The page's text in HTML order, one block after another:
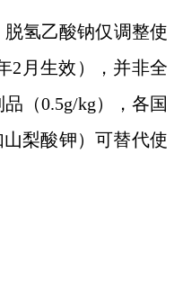
氢乙酸钠仅调整使
2月生效），并非全
（0.5g/kg），各国
梨酸钾）可替代使